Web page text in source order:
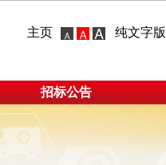
主页 纯文字版
招标公告